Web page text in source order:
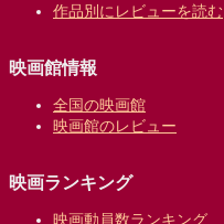
作品別にレビューを読む
映画館情報
全国の映画館
映画館のレビュー
映画ランキング
映画動員数ランキング